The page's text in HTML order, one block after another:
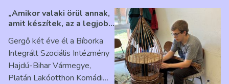
„Amikor valaki örül annak,
amit készítek, az a legjobb
Ribárszky Gergő ellátottal
Gergő két éve él a Bíborka
Integrált Szociális Intézmény
Hajdú-Bihar Vármegye,
Platán Lakóotthon Komádi